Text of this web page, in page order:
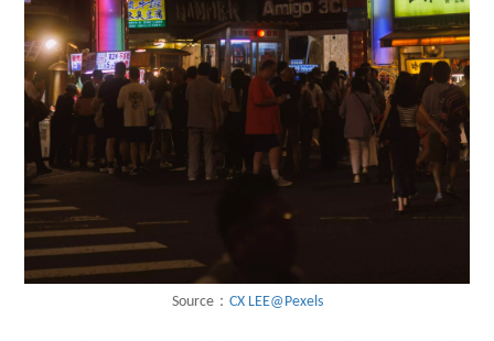
Source： CX LEE@Pexels